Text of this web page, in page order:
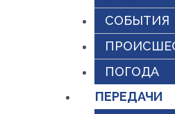
СОБЫТИЯ
ПОГОДА
ПЕРЕДАЧИ